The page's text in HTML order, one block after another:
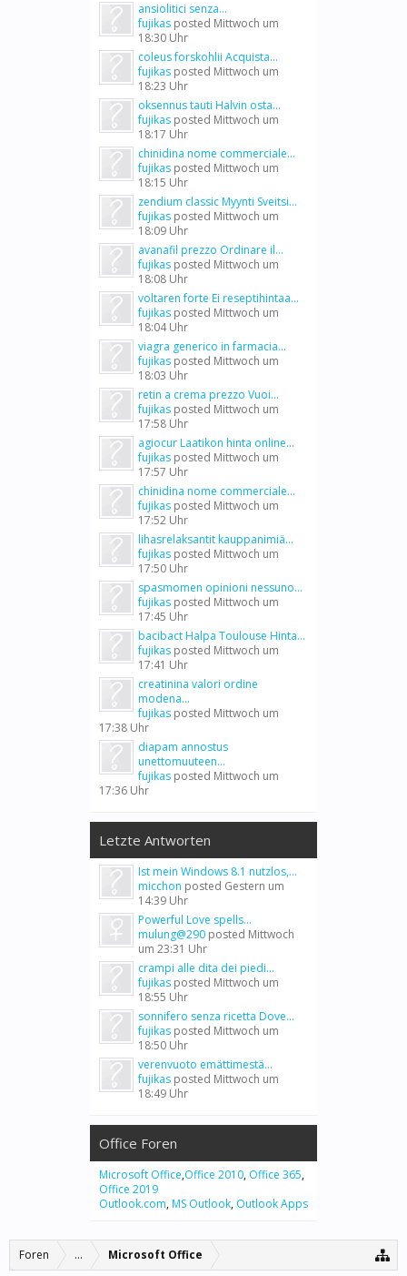
ansiolitici senza...
fujikas posted Mittwoch um
18:30 Uhr
coleus forskohlii Acquista...
fujikas posted Mittwoch um
18:23 Uhr
oksennus tauti Halvin osta...
fujikas posted Mittwoch um
18:17 Uhr
chinidina nome commerciale...
fujikas posted Mittwoch um
18:15 Uhr
zendium classic Myynti Sveitsi...
fujikas posted Mittwoch um
18:09 Uhr
avanafil prezzo Ordinare il...
fujikas posted Mittwoch um
18:08 Uhr
voltaren forte Ei reseptihintaa...
fujikas posted Mittwoch um
18:04 Uhr
viagra generico in farmacia...
fujikas posted Mittwoch um
18:03 Uhr
retin a crema prezzo Vuoi...
fujikas posted Mittwoch um
17:58 Uhr
agiocur Laatikon hinta online...
fujikas posted Mittwoch um
17:57 Uhr
chinidina nome commerciale...
fujikas posted Mittwoch um
17:52 Uhr
lihasrelaksantit kauppanimiä...
fujikas posted Mittwoch um
17:50 Uhr
spasmomen opinioni nessuno...
fujikas posted Mittwoch um
17:45 Uhr
bacibact Halpa Toulouse Hinta...
fujikas posted Mittwoch um
17:41 Uhr
creatinina valori ordine
modena...
fujikas posted Mittwoch um
17:38 Uhr
diapam annostus
unettomuuteen...
fujikas posted Mittwoch um
17:36 Uhr
Letzte Antworten
Ist mein Windows 8.1 nutzlos,...
micchon posted Gestern um
14:39 Uhr
Powerful Love spells...
mulung@290 posted Mittwoch
um 23:31 Uhr
crampi alle dita dei piedi...
fujikas posted Mittwoch um
18:55 Uhr
sonnifero senza ricetta Dove...
fujikas posted Mittwoch um
18:50 Uhr
verenvuoto emättimestä...
fujikas posted Mittwoch um
18:49 Uhr
Office Foren
Microsoft Office,Office 2010, Office 365,
Office 2019
Outlook.com, MS Outlook, Outlook Apps
Foren ... Microsoft Office